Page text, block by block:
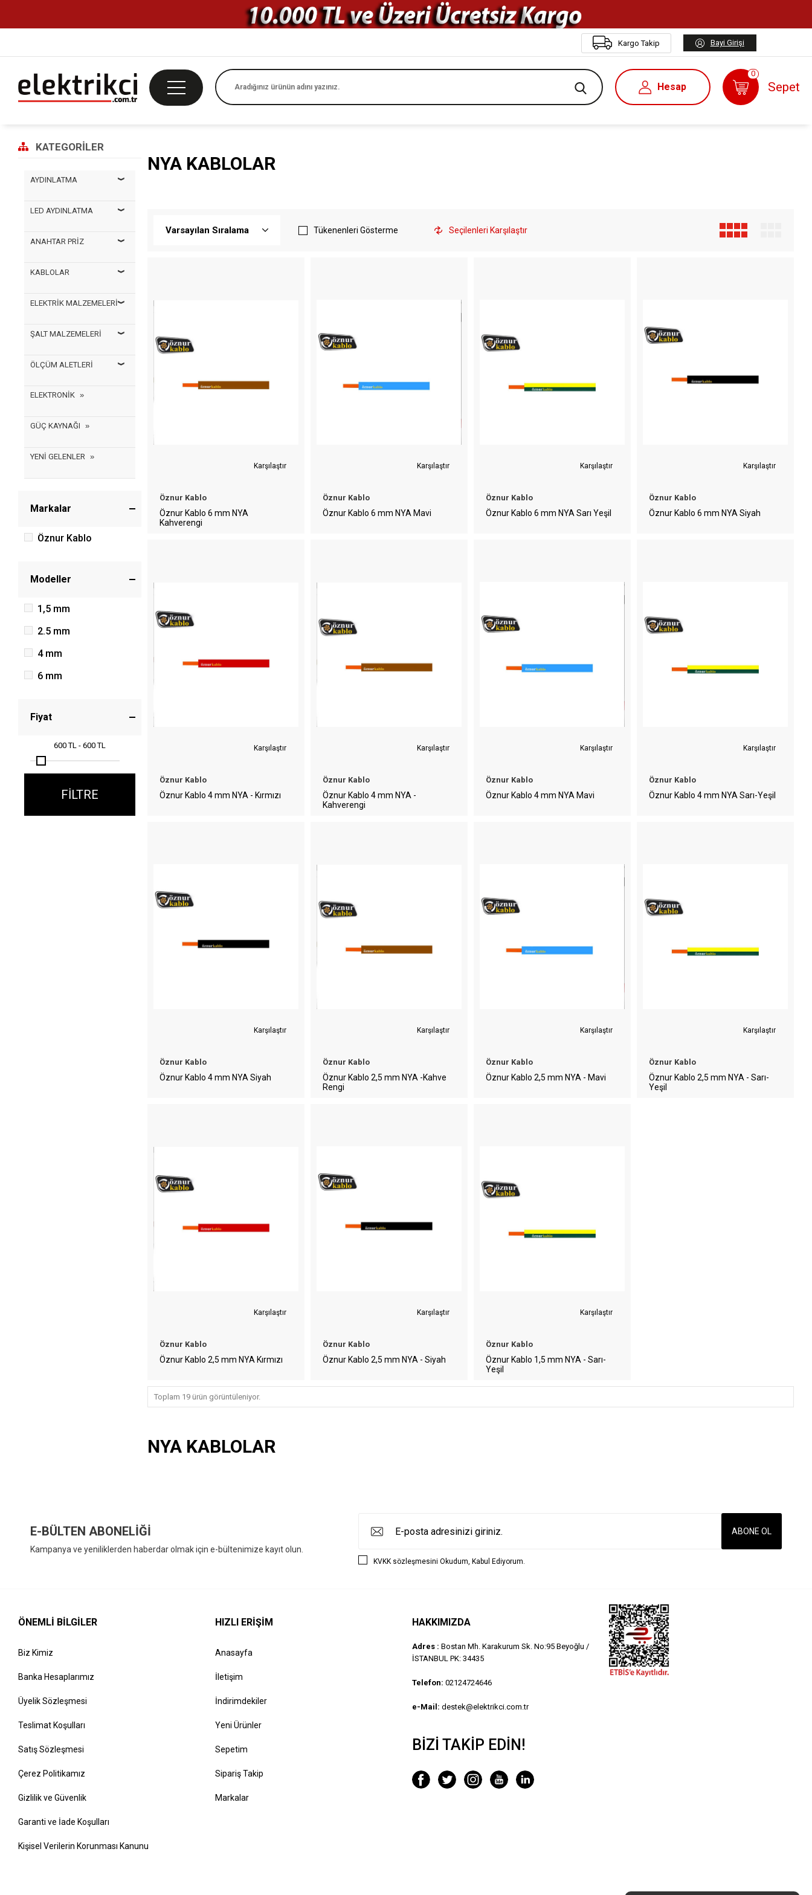
Kargo Takip Bayi Girişi
Hesap
0
Sepet
KATEGORILER
AYDINLATMA
LED AYDINLATMA
ANAHTAR PRİZ
KABLOLAR
ELEKTRİK MALZEMELERİ
ŞALT MALZEMELERİ
ÖLÇÜM ALETLERİ
ELEKTRONİK
GÜÇ KAYNAĞI
YENİ GELENLER
Markalar
Öznur Kablo
Modeller
1,5 mm
2.5 mm
4 mm
6 mm
Fiyat
600 TL - 600 TL
FILTRE
NYA KABLOLAR
Tükenenleri Gösterme Seçilenleri Karşılaştır
Karşılaştır
Öznur Kablo
Öznur Kablo 6 mm NYA
Kahverengi
Karşılaştır
Öznur Kablo
Öznur Kablo 6 mm NYA Mavi
Karşılaştır
Öznur Kablo
Öznur Kablo 6 mm NYA Sarı Yeşil
Karşılaştır
Öznur Kablo
Öznur Kablo 6 mm NYA Siyah
Karşılaştır
Öznur Kablo
Öznur Kablo 4 mm NYA - Kırmızı
Karşılaştır
Öznur Kablo
Öznur Kablo 4 mm NYA -
Kahverengi
Karşılaştır
Öznur Kablo
Öznur Kablo 4 mm NYA Mavi
Karşılaştır
Öznur Kablo
Öznur Kablo 4 mm NYA Sarı-Yeşil
Karşılaştır
Öznur Kablo
Öznur Kablo 4 mm NYA Siyah
Karşılaştır
Öznur Kablo
Öznur Kablo 2,5 mm NYA -Kahve
Rengi
Karşılaştır
Öznur Kablo
Öznur Kablo 2,5 mm NYA - Mavi
Karşılaştır
Öznur Kablo
Öznur Kablo 2,5 mm NYA - Sarı-
Yeşil
Karşılaştır
Öznur Kablo
Öznur Kablo 2,5 mm NYA Kırmızı
Karşılaştır
Öznur Kablo
Öznur Kablo 2,5 mm NYA - Siyah
Karşılaştır
Öznur Kablo
Öznur Kablo 1,5 mm NYA - Sarı-
Yeşil
Toplam 19 ürün görüntüleniyor.
NYA KABLOLAR
E-BÜLTEN ABONELİĞİ
Kampanya ve yeniliklerden haberdar olmak için e-bültenimize kayıt olun.
KVKK sözleşmesini Okudum, Kabul Ediyorum.
ÖNEMLI BILGILER
Biz Kimiz
Banka Hesaplarımız
Üyelik Sözleşmesi
Teslimat Koşulları
Satış Sözleşmesi
Çerez Politikamız
Gizlilik ve Güvenlik
Garanti ve İade Koşulları
Kişisel Verilerin Korunması Kanunu
HIZLI ERIŞIM
Anasayfa
İletişim
İndirimdekiler
Yeni Ürünler
Sepetim
Sipariş Takip
Markalar
HAKKIMIZDA
Adres : Bostan Mh. Karakurum Sk. No:95 Beyoğlu /
İSTANBUL PK: 34435
Telefon: 02124724646
e-Mail: destek@elektrikci.com.tr
BIZI TAKIP EDIN!